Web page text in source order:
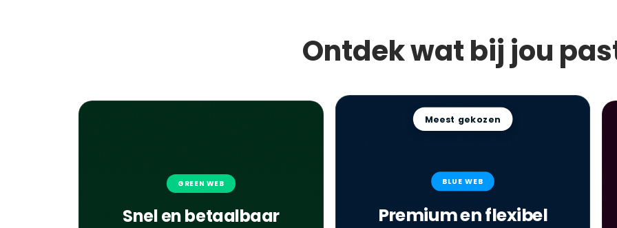
Ontdek wat bij jou
GREEN WEB
Snel en betaalbaar
Meest gekozen
BLUE WEB
Premium en flexibel